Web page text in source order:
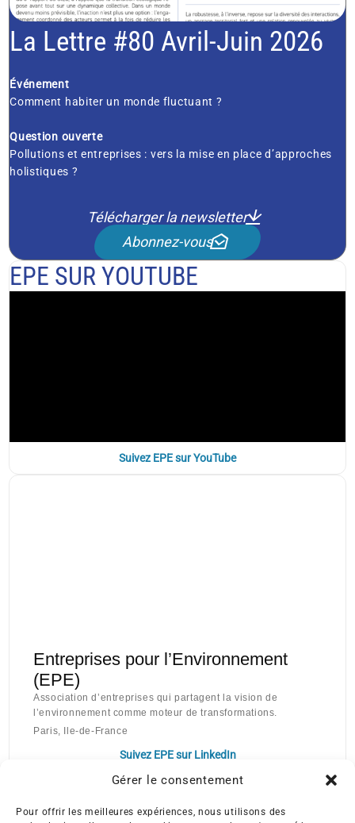
Gérer le consentement
Pour offrir les meilleures expériences, nous utilisons des
La Lettre #80 Avril-Juin 2026
Événement
Comment habiter un monde fluctuant ?
Question ouverte
Pollutions et entreprises : vers la mise en place d’approches
holistiques ?
Télécharger la newsletter
Abonnez-vous
EPE SUR YOUTUBE
Suivez EPE sur YouTube
Entreprises pour l’Environnement
(EPE)
Association d’entreprises qui partagent la vision de
l’environnement comme moteur de transformations.
Paris, Ile-de-France
Suivez EPE sur LinkedIn